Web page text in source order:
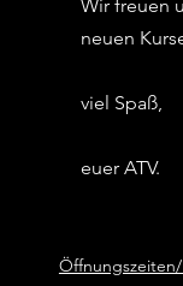
Wir freuen
neuen
viel Spaß,
euer ATV.